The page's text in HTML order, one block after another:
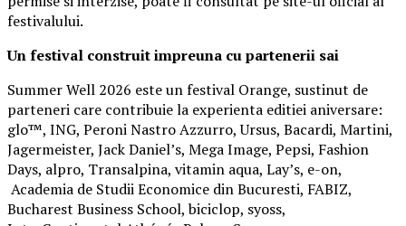
festivalului.
Un festival construitimpreuna cu partenerii sai
Summer Well 2026 este un festival Orange, sustinut de
parteneri care contribuie la experienta editiei aniversare:
glo™, ING, Peroni Nastro Azzurro, Ursus, Bacardi, Martini,
Jagermeister, Jack Daniel’s, Mega Image, Pepsi, Fashion
Days, alpro, Transalpina, vitamin aqua, Lay’s, e-on,
Academia de Studii Economice din Bucuresti, FABIZ,
Bucharest Business School, biciclop, syoss,